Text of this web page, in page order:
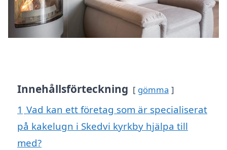
Innehållsförteckning gömma
1 Vad kan ett företag som är specialiserat
på kakelugn i Skedvi kyrkby hjälpa till
med?